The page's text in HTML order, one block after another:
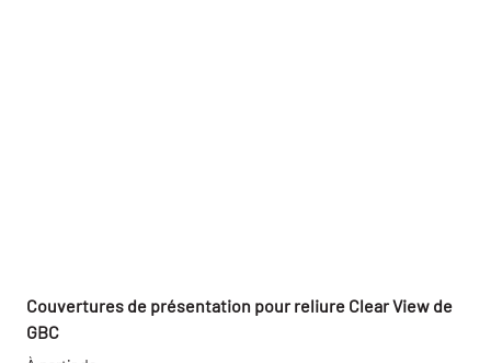
Couvertures de présentation pour reliure Clear View de
GBC